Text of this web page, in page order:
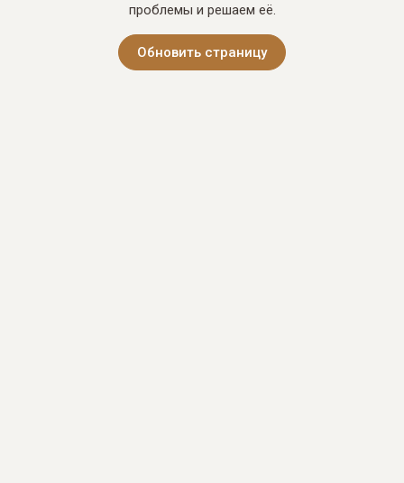
проблемы и решаем её.
Обновить страницу